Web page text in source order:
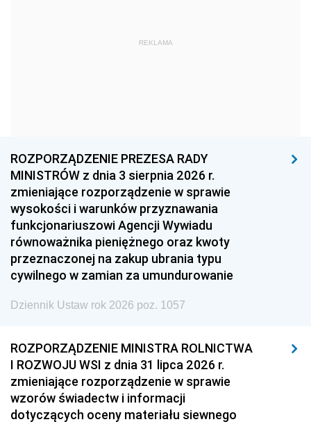
1957 1956
1954 1953
1951 1950
1948 1947
1945 1944 1939
1938 1937 1936
1935 1934
1929 1928 1927
1926 1925 1924
1923 1922
REKLAMA
ROZPORZĄDZENIE PREZESA RADY
MINISTRÓW z dnia 3 sierpnia 2026 r.
zmieniające rozporządzenie w sprawie
wysokości i warunków przyznawania
funkcjonariuszowi Agencji Wywiadu
równoważnika pieniężnego oraz kwoty
przeznaczonej na zakup ubrania typu
cywilnego w zamian za umundurowanie
Dziennik Ustaw rok 2026 poz. 1057
ROZPORZĄDZENIE MINISTRA ROLNICTWA
I ROZWOJU WSI z dnia 31 lipca 2026 r.
zmieniające rozporządzenie w sprawie
wzorów świadectw i informacji
dotyczących oceny materiału siewnego